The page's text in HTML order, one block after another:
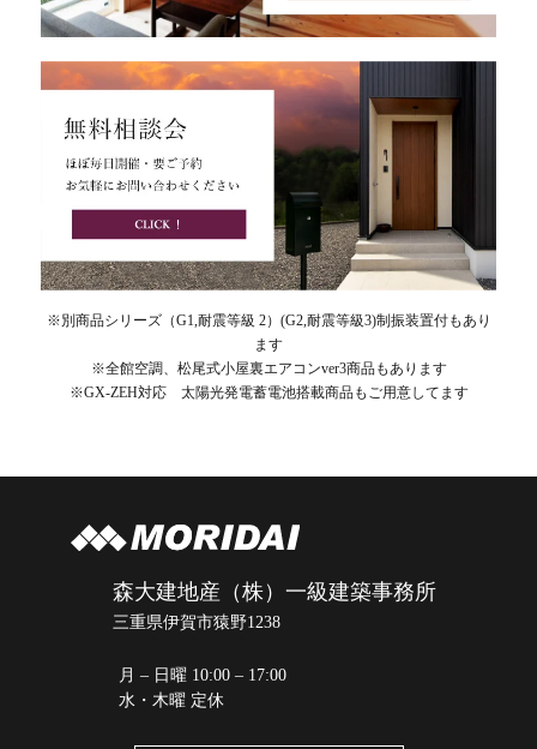
※別商品シリーズ（G1,耐震等級 2）(G2,耐震等級3)制振装置付もあり
ます
※全館空調、松尾式小屋裏エアコンver3商品もあります
※GX-ZEH対応 太陽光発電蓄電池搭載商品もご用意してます
森大建地産（株）一級建築事務所
三重県伊賀市猿野1238
月 – 日曜 10:00 – 17:00
水・木曜 定休